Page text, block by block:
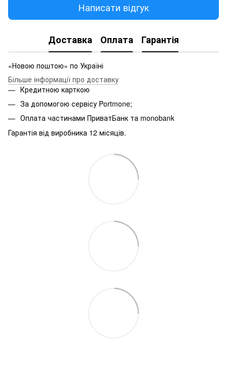
Написати відгук
Доставка Оплата Гарантія
«Новою поштою» по Україні
Більше інформації про доставку
Кредитною карткою
За допомогою сервісу Portmone;
Оплата частинами ПриватБанк та monobank
Гарантія від виробника 12 місяців.